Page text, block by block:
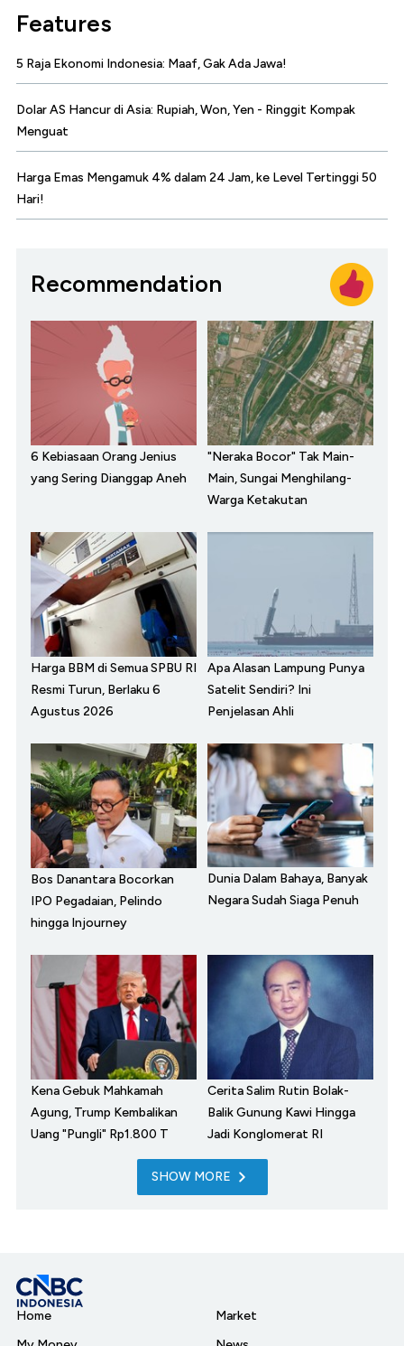
Features
5 Raja Ekonomi Indonesia: Maaf, Gak Ada Jawa!
Dolar AS Hancur di Asia: Rupiah, Won, Yen - Ringgit Kompak
Menguat
Harga Emas Mengamuk 4% dalam 24 Jam, ke Level Tertinggi 50
Hari!
Recommendation
6 Kebiasaan Orang Jenius
yang Sering Dianggap Aneh
"Neraka Bocor" Tak Main-
Main, Sungai Menghilang-
Warga Ketakutan
Harga BBM di Semua SPBU RI
Resmi Turun, Berlaku 6
Agustus 2026
Apa Alasan Lampung Punya
Satelit Sendiri? Ini
Penjelasan Ahli
Bos Danantara Bocorkan
IPO Pegadaian, Pelindo
hingga Injourney
Dunia Dalam Bahaya, Banyak
Negara Sudah Siaga Penuh
Kena Gebuk Mahkamah
Agung, Trump Kembalikan
Uang "Pungli" Rp1.800 T
Cerita Salim Rutin Bolak-
Balik Gunung Kawi Hingga
Jadi Konglomerat RI
SHOW MORE
Home
Market